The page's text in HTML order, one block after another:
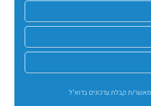
מאשר/ת קבלת עדכונים בדוא"ל